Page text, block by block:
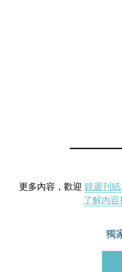
更多內容，歡迎 鏡週刊
了解內
獨